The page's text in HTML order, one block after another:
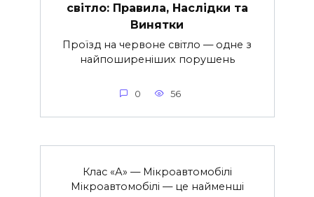
світло: Правила, Наслідки та
Винятки
Проїзд на червоне світло — одне з
найпоширеніших порушень
0 56
Клас «А» — Мікроавтомобілі
Мікроавтомобілі — це найменші